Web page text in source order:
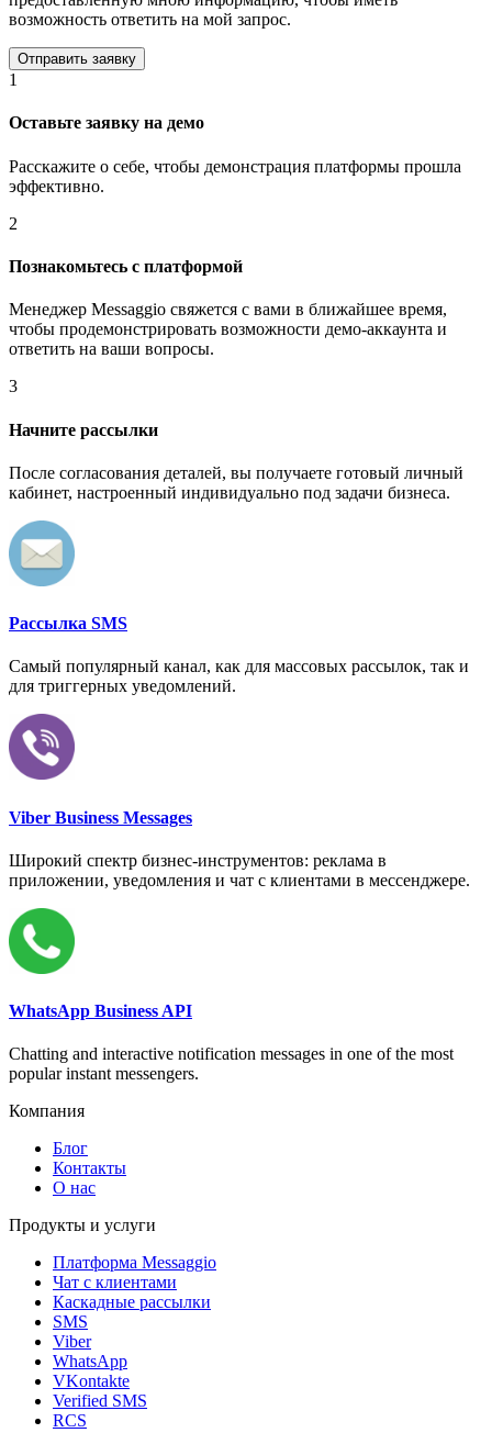
возможность ответить на мой запрос.
1
Оставьте заявку на демо
Расскажите о себе, чтобы демонстрация платформы прошла
эффективно.
2
Познакомьтесь с платформой
Менеджер Messaggio свяжется с вами в ближайшее время,
чтобы продемонстрировать возможности демо-аккаунта и
ответить на ваши вопросы.
3
Начните рассылки
После согласования деталей, вы получаете готовый личный
кабинет, настроенный индивидуально под задачи бизнеса.
Рассылка SMS
Самый популярный канал, как для массовых рассылок, так и
для триггерных уведомлений.
Viber Business Messages
Широкий спектр бизнес-инструментов: реклама в
приложении, уведомления и чат с клиентами в мессенджере.
WhatsApp Business API
Chatting and interactive notification messages in one of the most
popular instant messengers.
Компания
Блог
Контакты
О нас
Продукты и услуги
Платформа Messaggio
Чат с клиентами
Каскадные рассылки
SMS
Viber
WhatsApp
VKontakte
Verified SMS
RCS